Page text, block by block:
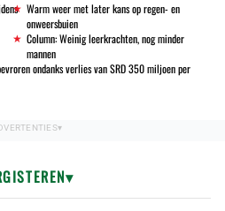
Warm weer met later kans op regen- en
onweersbuien
Column: Weinig leerkrachten, nog minder
mannen
ondanks verlies van SRD 350 miljoen per